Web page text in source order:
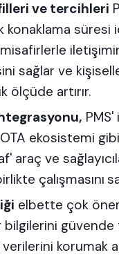
ve tercihleri
konaklama süresi
sağlar ve
ölçüde artırır.
ekosistemi
araç ve
çalışmasını
elbette çok
bilgilerini
korumak